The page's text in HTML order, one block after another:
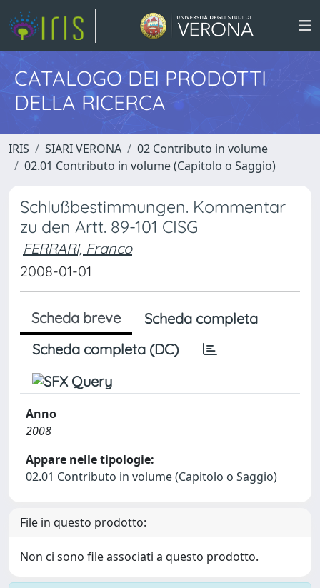
CATALOGO DEI PRODOTTI
DELLA RICERCA
IRIS SIARI VERONA
02 Contributo in volume
02.01 Contributo in volume (Capitolo o Saggio)
Schlußbestimmungen. Kommentar
zu den Artt. 89-101 CISG
FERRARI, Franco
2008-01-01
Scheda breve
Scheda completa
Scheda completa (DC)
Anno
2008
Appare nelle tipologie:
02.01 Contributo in volume (Capitolo o Saggio)
File in questo prodotto:
Non ci sono file associati a questo prodotto.